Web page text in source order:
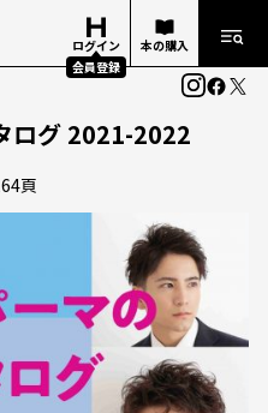
ログイン
会員登録
本の購入
ログ 2021-2022
頁